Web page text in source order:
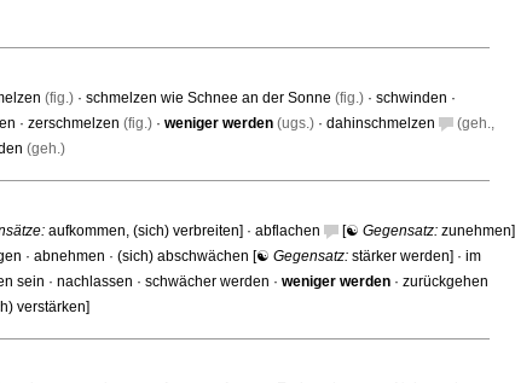
(fig.) · schmelzen wie Schnee an der Sonne (fig.) · schwinden ·
· zerschmelzen (fig.) · weniger werden (ugs.) · dahinschmelzen
(geh.,
(geh.)
aufkommen, (sich) verbreiten] · abflachen [☯ Gegensatz: zunehmen]
· abnehmen · (sich) abschwächen [☯ Gegensatz: stärker werden] · im
sein · nachlassen · schwächer werden · weniger werden · zurückgehen
verstärken]